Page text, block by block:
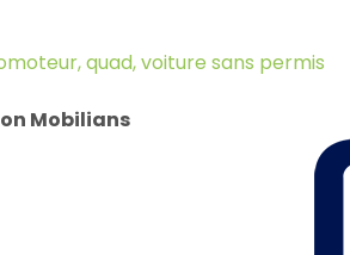
quad, voiture sans permis
Mobilians